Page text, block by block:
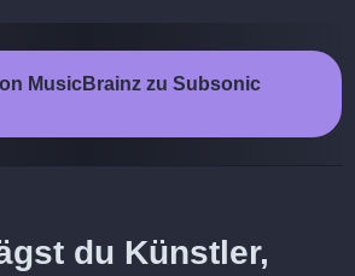
MusicBrainz zu Subsonic
du Künstler,